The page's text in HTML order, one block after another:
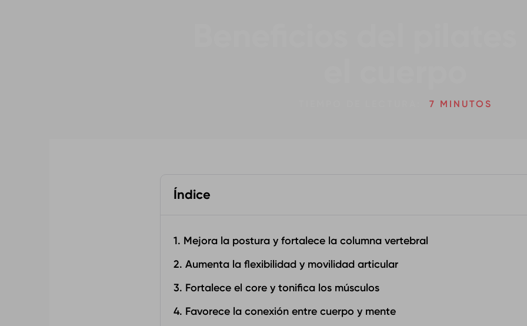
7 MINUTOS
Índice
1. Mejora la postura y fortalece la columna vertebral
2. Aumenta la flexibilidad y movilidad articular
3. Fortalece el core y tonifica los músculos
4. Favorece la conexión entre cuerpo y mente